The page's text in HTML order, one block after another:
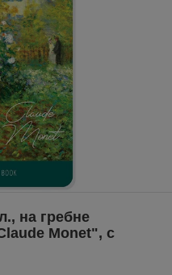
на гребне
Monet", с